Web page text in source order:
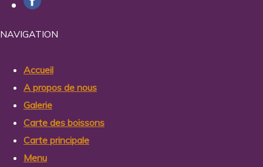
NAVIGATION
Accueil
A propos de nous
Galerie
Carte des boissons
Carte principale
Menu